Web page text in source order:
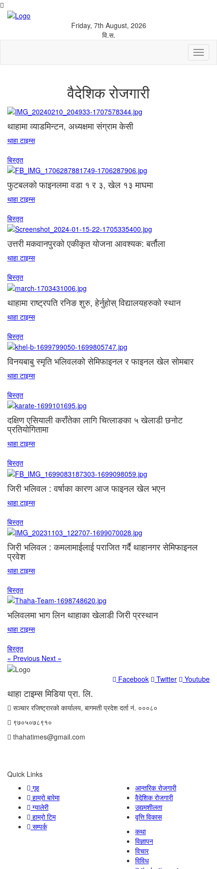
Friday, 7th August, 2026
वि.स.
वैदेशिक रोजगारी
थाहामा व्याडमिन्टन, अध्यक्षमा संग्राम केसी
थाहा टाइम्स
बिस्तृत
फुटबलकाे फाइनलमा वडा १ र ३, खेल १३ माघमा
थाहा टाइम्स
बिस्तृत
उत्तरी मकवानपुरको एकीकृत योजना आवश्यक: बर्तौला
थाहा टाइम्स
बिस्तृत
थाहामा राष्ट्रपति रनिङ शुरु, हेर्नुहोस् विद्यालयहरुको स्थान
थाहा टाइम्स
बिस्तृत
विनयबाबु स्मृति भलिवलकाे सेमिफाइनल र फाइनल खेल साेमबार
थाहा टाइम्स
बिस्तृत
दक्षिण एसियाली कराँतेका लागि चित्लाङका ५ खेलाडी छनोट
प्रतियोगितामा
थाहा टाइम्स
बिस्तृत
जिरी भलिवल : वर्षाका कारण आज फाइनल खेल भएन
थाहा टाइम्स
बिस्तृत
जिरी भलिवल : कमलामाईलाई पराजित गर्दै थाहानगर सेमिफाइनल
प्रवेश
थाहा टाइम्स
बिस्तृत
भलिवलमा भाग लिन थाहाका खेलाडी जिरी प्रस्थान
थाहा टाइम्स
बिस्तृत
« Previous Next »
Facebook Twitter Youtube
थाहा टाइम्स मिडिया प्रा. लि.
सञ्चार रजिष्ट्रारको कार्यालय, बागमती प्रदेश दर्ता नं. ०००८०
९७०५०७८९१०
thahatimes@gmail.com
Quick Links
गृह
हाम्रो बारेमा
ग्यालेरी
हाम्रो टिम
सम्पर्क
आन्तरिक रोजगारी
वैदेशिक रोजगारी
उद्यमशीलता
वृत्ति विकास
कथा
विज्ञापन
विचार
विविध